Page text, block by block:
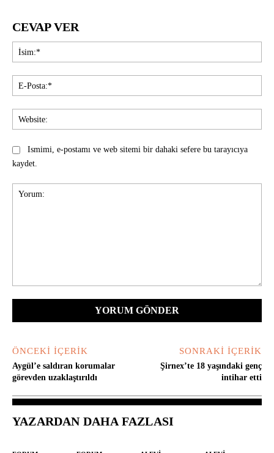
CEVAP VER
Ismimi, e-postamı ve web sitemi bir dahaki sefere bu tarayıcıya
kaydet.
ÖNCEKI İÇERIK
Aygül’e saldıran korumalar
görevden uzaklaştırıldı
SONRAKI İÇERIK
Şirnex’te 18 yaşındaki genç
intihar etti
YAZARDAN DAHA FAZLASI